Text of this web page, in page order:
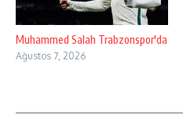
Muhammed Salah Trabzonspor'da
Ağustos 7, 2026